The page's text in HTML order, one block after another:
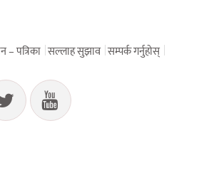
– पत्रिका सल्लाह सुझाव सम्पर्क गर्नुहोस्